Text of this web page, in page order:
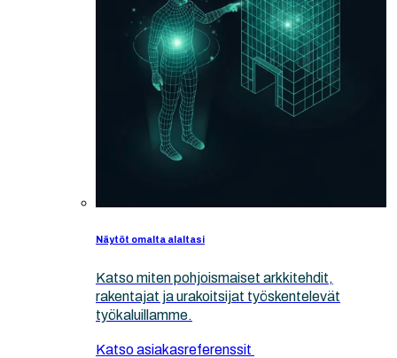
Näytöt omalta alaltasi
Katso miten pohjoismaiset arkkitehdit,
rakentajat ja urakoitsijat työskentelevät
työkaluillamme.
Katso asiakasreferenssit